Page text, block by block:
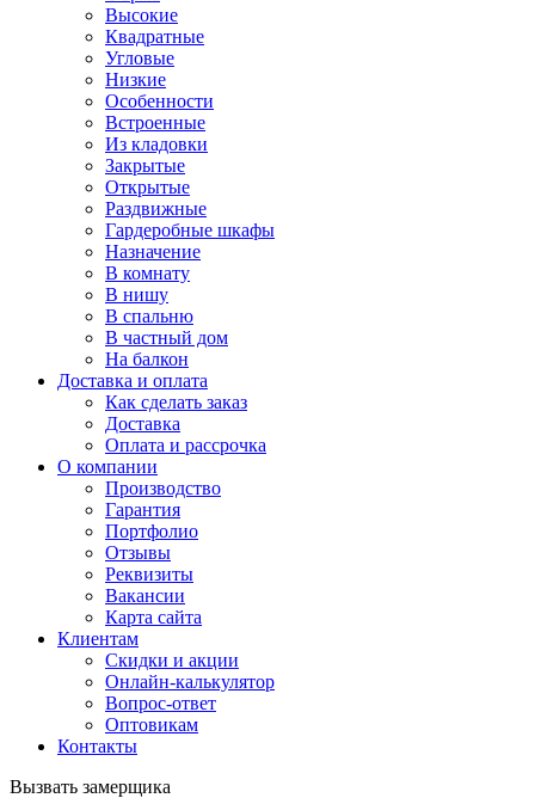
Высокие
Квадратные
Угловые
Низкие
Особенности
Встроенные
Из кладовки
Закрытые
Открытые
Раздвижные
Гардеробные шкафы
Назначение
В комнату
В нишу
В спальню
В частный дом
На балкон
Доставка и оплата
Как сделать заказ
Доставка
Оплата и рассрочка
О компании
Производство
Гарантия
Портфолио
Отзывы
Реквизиты
Вакансии
Карта сайта
Клиентам
Скидки и акции
Онлайн-калькулятор
Вопрос-ответ
Оптовикам
Контакты
Вызвать замерщика